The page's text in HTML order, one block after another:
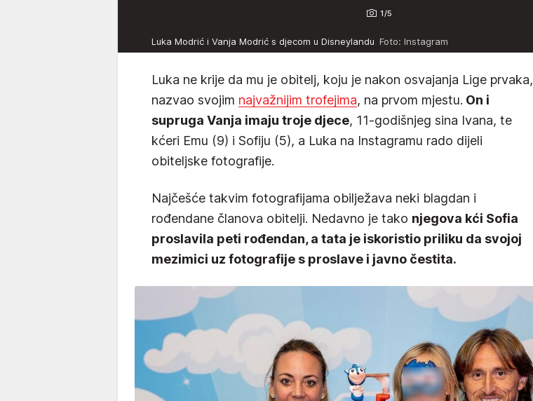
1/5
Luka Modrić i Vanja Modrić s djecom u Disneylandu Foto: Instagram
Luka ne krije da mu je obitelj, koju je nakon osvajanja Lige prvaka,
nazvao svojim najvažnijim trofejima, na prvom mjestu. On i
supruga Vanja imaju troje djece, 11-godišnjeg sina Ivana, te
kćeri Emu (9) i Sofiju (5), a Luka na Instagramu rado dijeli
obiteljske fotografije.
Najčešće takvim fotografijama obilježava neki blagdan i
rođendane članova obitelji. Nedavno je tako njegova kći Sofia
proslavila peti rođendan, a tata je iskoristio priliku da svojoj
mezimici uz fotografije s proslave i javno čestita.